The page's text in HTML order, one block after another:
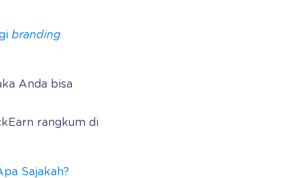
branding
Anda bisa
rangkum di
Sajakah?